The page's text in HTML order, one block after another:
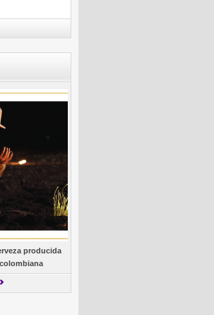
producida